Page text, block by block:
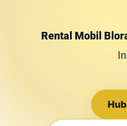
Rental Mobil